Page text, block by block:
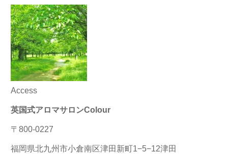
Access
英国式アロマサロンColour
〒800-0227
福岡県北九州市小倉南区津田新町1−5−12津田